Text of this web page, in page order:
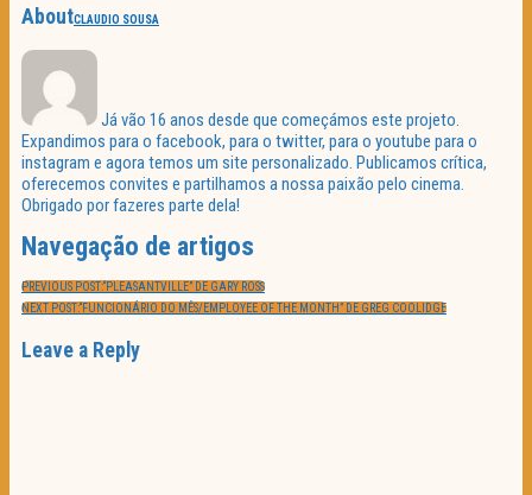
AboutCLAUDIO SOUSA
Já vão 16 anos desde que começámos este projeto.
Expandimos para o facebook, para o twitter, para o youtube para o
instagram e agora temos um site personalizado. Publicamos crítica,
oferecemos convites e partilhamos a nossa paixão pelo cinema.
Obrigado por fazeres parte dela!
Navegação de artigos
PREVIOUS POST:“PLEASANTVILLE” DE GARY ROSS
NEXT POST:“FUNCIONÁRIO DO MÊS/EMPLOYEE OF THE MONTH” DE GREG COOLIDGE
Leave a Reply